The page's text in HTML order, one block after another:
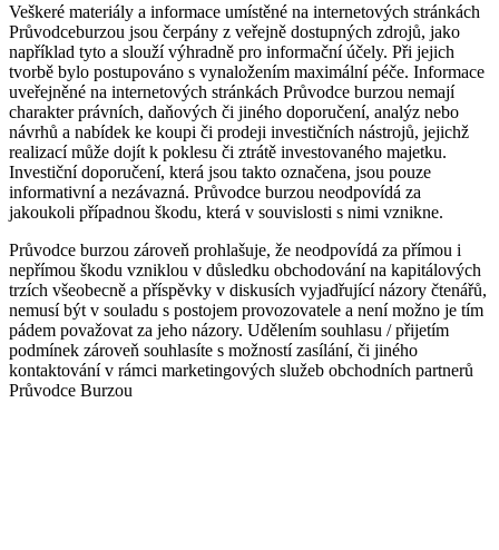
Veškeré materiály a informace umístěné na internetových stránkách
Průvodceburzou jsou čerpány z veřejně dostupných zdrojů, jako
například tyto a slouží výhradně pro informační účely. Při jejich
tvorbě bylo postupováno s vynaložením maximální péče. Informace
uveřejněné na internetových stránkách Průvodce burzou nemají
charakter právních, daňových či jiného doporučení, analýz nebo
návrhů a nabídek ke koupi či prodeji investičních nástrojů, jejichž
realizací může dojít k poklesu či ztrátě investovaného majetku.
Investiční doporučení, která jsou takto označena, jsou pouze
informativní a nezávazná. Průvodce burzou neodpovídá za
jakoukoli případnou škodu, která v souvislosti s nimi vznikne.
Průvodce burzou zároveň prohlašuje, že neodpovídá za přímou i
nepřímou škodu vzniklou v důsledku obchodování na kapitálových
trzích všeobecně a příspěvky v diskusích vyjadřující názory čtenářů,
nemusí být v souladu s postojem provozovatele a není možno je tím
pádem považovat za jeho názory. Udělením souhlasu / přijetím
podmínek zároveň souhlasíte s možností zasílání, či jiného
kontaktování v rámci marketingových služeb obchodních partnerů
Průvodce Burzou